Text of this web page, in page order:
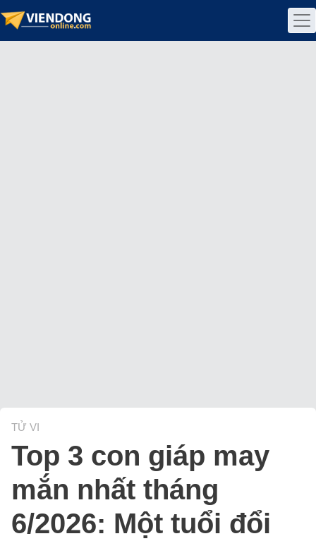
TỬ VI
Top 3 con giáp may
mắn nhất tháng
6/2026: Một tuổi đổi